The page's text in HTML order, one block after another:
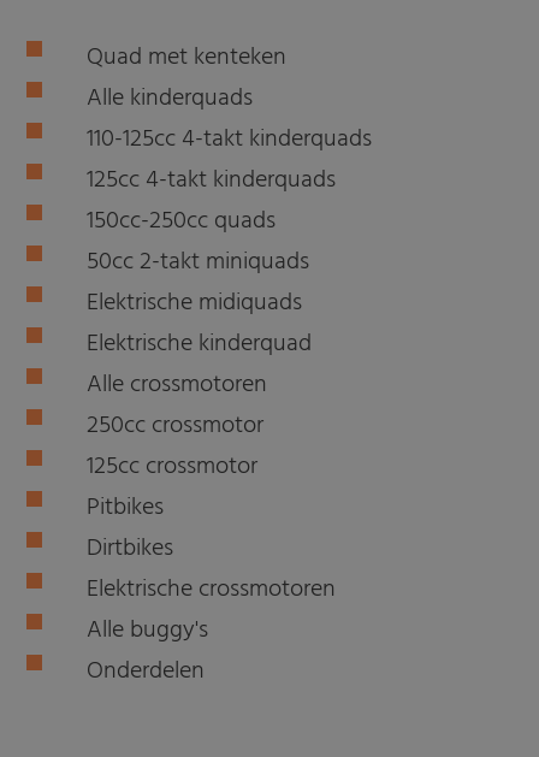
Quad met kenteken
Alle kinderquads
110-125cc 4-takt kinderquads
125cc 4-takt kinderquads
150cc-250cc quads
50cc 2-takt miniquads
Elektrische midiquads
Elektrische kinderquad
Alle crossmotoren
250cc crossmotor
125cc crossmotor
Pitbikes
Dirtbikes
Elektrische crossmotoren
Alle buggy's
Onderdelen